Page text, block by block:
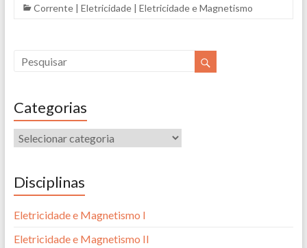
Corrente| Eletricidade| Eletricidade e Magnetismo
Categorias
Disciplinas
Eletricidade e Magnetismo I
Eletricidade e Magnetismo II